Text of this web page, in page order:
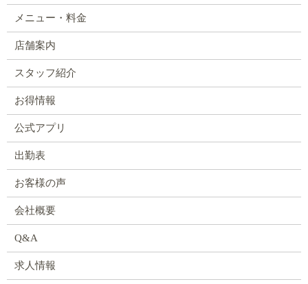
メニュー・料金
店舗案内
スタッフ紹介
お得情報
公式アプリ
出勤表
お客様の声
会社概要
Q&A
求人情報